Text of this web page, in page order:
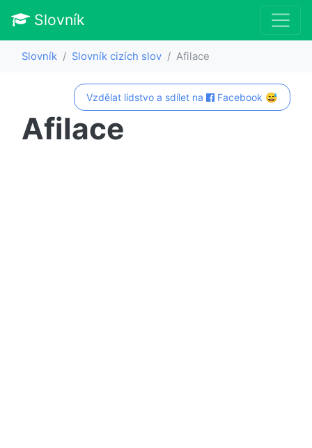
Slovník
Slovník Slovník cizích slov Afilace
Vzdělat lidstvo a sdílet na Facebook 😅
Afilace